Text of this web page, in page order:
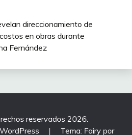
direccionamiento de
en obras durante
Fernández
reservados 2026.
| Tema: Fairy por